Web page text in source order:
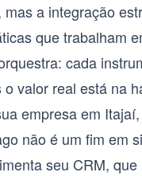
a integração
que trabalham
cada
valor real está na
empresa em
não é um fim em
seu CRM,